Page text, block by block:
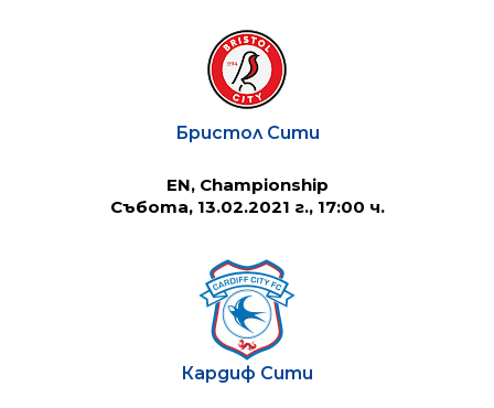
Бристол Сити
EN, Championship
Събота, 13.02.2021 г., 17:00 ч.
Кардиф Сити